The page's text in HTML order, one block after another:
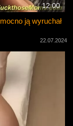
12:00
ją wyruchał
22.07.2024